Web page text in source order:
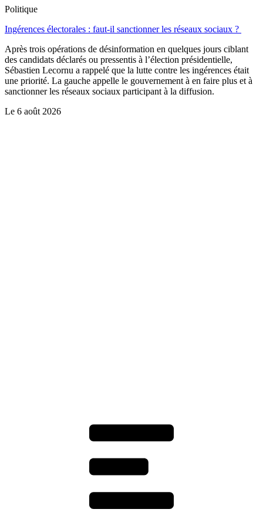
Politique
Ingérences électorales : faut-il sanctionner les réseaux sociaux ?
Après trois opérations de désinformation en quelques jours ciblant
des candidats déclarés ou pressentis à l’élection présidentielle,
Sébastien Lecornu a rappelé que la lutte contre les ingérences était
une priorité. La gauche appelle le gouvernement à en faire plus et à
sanctionner les réseaux sociaux participant à la diffusion.
Le 6 août 2026